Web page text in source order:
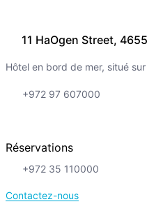
11 HaOgen Street,
Hôtel en bord de mer, situé
+972 97 607000
Réservations
+972 35 110000
Contactez-nous